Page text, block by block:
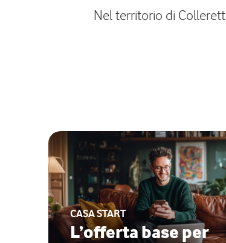
Nel territorio di
CASA START
L’offerta base per